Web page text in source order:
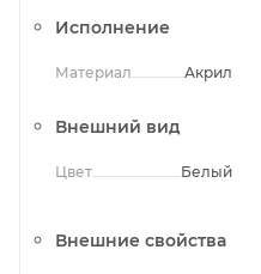
Исполнение
Материал Акрил
Внешний вид
Цвет Белый
Внешние свойства